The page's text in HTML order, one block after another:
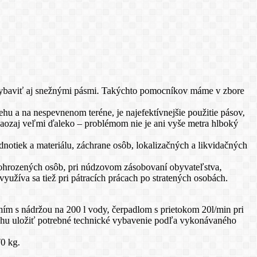
aj snežnými pásmi. Takýchto pomocníkov máme v zbore
a na nespevnenom teréne, je najefektívnejšie použitie pásov,
veľmi ďaleko – problémom nie je ani vyše metra hlboký
a materiálu, záchrane osôb, lokalizačných a likvidačných
osôb, pri núdzovom zásobovaní obyvateľstva,
sa tiež pri pátracích prácach po stratených osobách.
s nádržou na 200 l vody, čerpadlom s prietokom 20l/min pri
uložiť potrebné technické vybavenie podľa vykonávaného
kg.